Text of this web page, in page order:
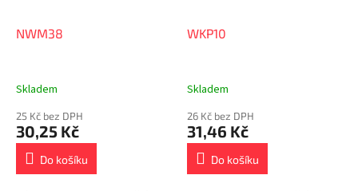
NWM38
Skladem
25 Kč bez DPH
30,25 Kč
Do košíku
WKP10
Skladem
26 Kč bez DPH
31,46 Kč
Do košíku